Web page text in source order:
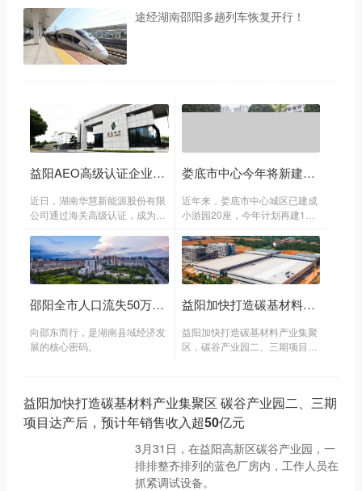
途经湖南邵阳多趟列车恢复开行！
益阳AEO高级认证企业“破零” 全省获此资质企业达80家
近日，湖南华慧新能源股份有限
公司通过海关高级认证，成为益
娄底市中心今年将新建10座“小游园” 盘活闲置地块，增加城市“绿度”
近年来，娄底市中心城区已建成
小游园20座，今年计划再建10
度”。
邵阳全市人口流失50万，邵东为何逆势增长？
向邵东而行，是湖南县域经济发
展的核心密码。
益阳加快打造碳基材料产业集聚区
益阳加快打造碳基材料产业集聚
区，碳谷产业园二、三期项目达
益阳加快打造碳基材料产业集聚区 碳谷产业园二、三期
项目达产后，预计年销售收入超50亿元
3月31日，在益阳高新区碳谷产业园，一
排排整齐排列的蓝色厂房内，工作人员在
抓紧调试设备。